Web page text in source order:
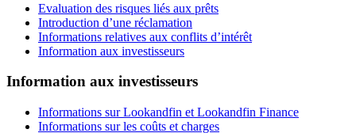
Evaluation des risques liés aux prêts
Introduction d’une réclamation
Informations relatives aux conflits d’intérêt
Information aux investisseurs
Information aux investisseurs
Informations sur Lookandfin et Lookandfin Finance
Informations sur les coûts et charges